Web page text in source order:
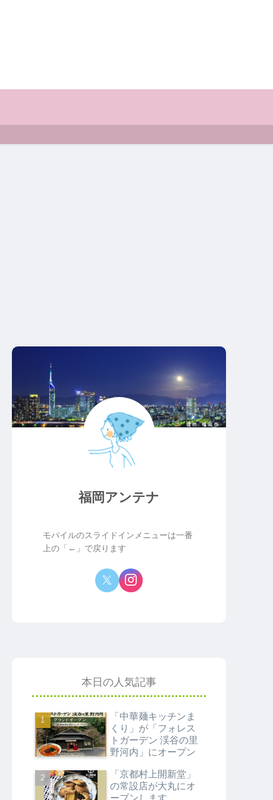
福岡アンテナ
モバイルのスライドインメニューは一番
上の「←」で戻ります
本日の人気記事
「中華麺キッチンま
くり」が「フォレス
トガーデン 渓谷の里
野河内」にオープン
「京都村上開新堂」
の常設店が大丸にオ